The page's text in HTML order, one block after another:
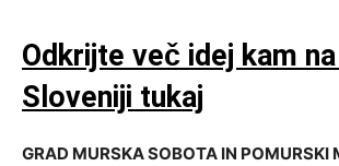
Odkrijte več idej kam
Sloveniji tukaj
GRAD MURSKA SOBOTA IN POMURSKI